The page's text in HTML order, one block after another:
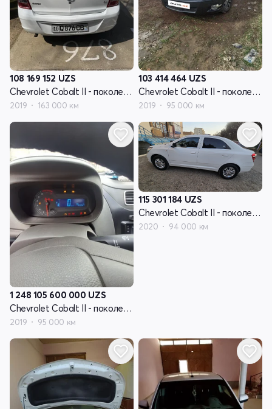
108 169 152 UZS
Chevrolet Cobalt II - поколение рестайлинг
2019 163 000 км
103 414 464 UZS
Chevrolet Cobalt II - поколение рестайлинг
2019 95 000 км
1 248 105 600 000 UZS
Chevrolet Cobalt II - поколение рестайлинг
2019 95 000 км
115 301 184 UZS
Chevrolet Cobalt II - поколение рестайлинг
2020 94 000 км